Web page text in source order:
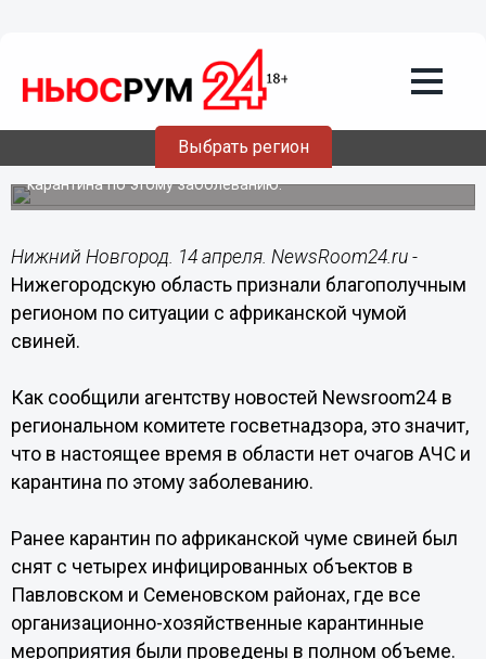
Выбрать регион
Нижегородскую область признали
благополучным регионом по ситуации
с АЧС
В настоящее время в регионе нет очагов АЧС и
карантина по этому заболеванию.
Нижний Новгород. 14 апреля. NewsRoom24.ru -
Нижегородскую область признали благополучным
регионом по ситуации с африканской чумой
свиней.
Как сообщили агентству новостей Newsroom24 в
региональном комитете госветнадзора, это значит,
что в настоящее время в области нет очагов АЧС и
карантина по этому заболеванию.
Ранее карантин по африканской чуме свиней был
снят с четырех инфицированных объектов в
Павловском и Семеновском районах, где все
организационно-хозяйственные карантинные
мероприятия были проведены в полном объеме.